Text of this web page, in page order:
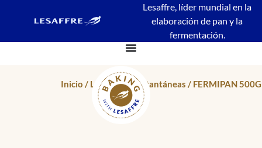
Lesaffre, líder mundial en la
elaboración de pan y la
fermentación.
Inicio / Levaduras Instantáneas / FERMIPAN 500G